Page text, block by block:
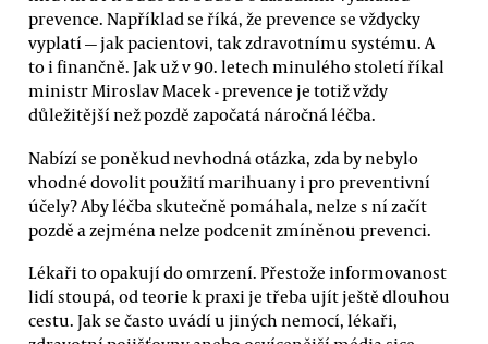
prevence. Například se říká, že prevence se vždycky
vyplatí — jak pacientovi, tak zdravotnímu systému. A
to i finančně. Jak už v 90. letech minulého století říkal
ministr Miroslav Macek - prevence je totiž vždy
důležitější než pozdě započatá náročná léčba.
Nabízí se poněkud nevhodná otázka, zda by nebylo
vhodné dovolit použití marihuany i pro preventivní
účely? Aby léčba skutečně pomáhala, nelze s ní začít
pozdě a zejména nelze podcenit zmíněnou prevenci.
Lékaři to opakují do omrzení. Přestože informovanost
lidí stoupá, od teorie k praxi je třeba ujít ještě dlouhou
cestu. Jak se často uvádí u jiných nemocí, lékaři,